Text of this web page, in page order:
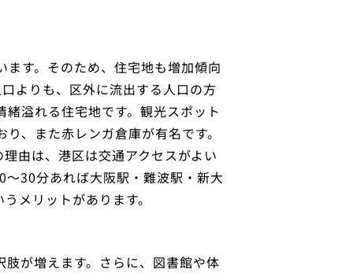
す。そのため、住宅地も増加傾向
よりも、区外に流出する人口の方
溢れる住宅地です。観光スポット
、また赤レンガ倉庫が有名です。
由は、港区は交通アクセスがよい
30分あれば大阪駅・難波駅・新大
メリットがあります。
が増えます。さらに、図書館や体